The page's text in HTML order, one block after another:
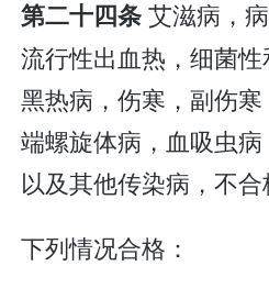
第二十四条艾滋病，
流行性出血热，细菌性
黑热病，伤寒，副伤
端螺旋体病，血吸虫病
以及其他传染病，不合
下列情况合格：